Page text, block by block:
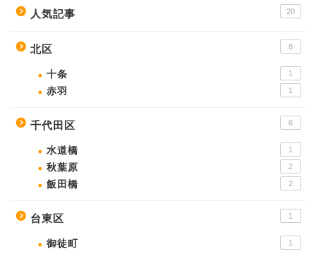
人気記事 20
北区 8
十条 1
赤羽 1
千代田区 6
水道橋 1
秋葉原 2
飯田橋 2
台東区 1
御徒町 1